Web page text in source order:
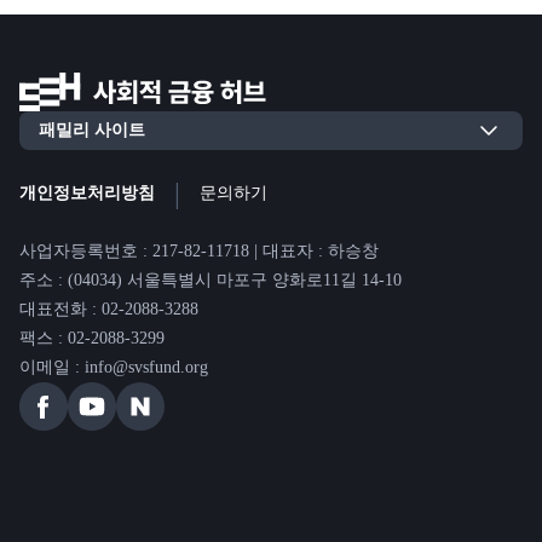
개인정보처리방침 | 문의하기
사업자등록번호 : 217-82-11718 | 대표자 : 하승창
주소 : (04034) 서울특별시 마포구 양화로11길 14-10
대표전화 : 02-2088-3288
팩스 : 02-2088-3299
이메일 : info@svsfund.org